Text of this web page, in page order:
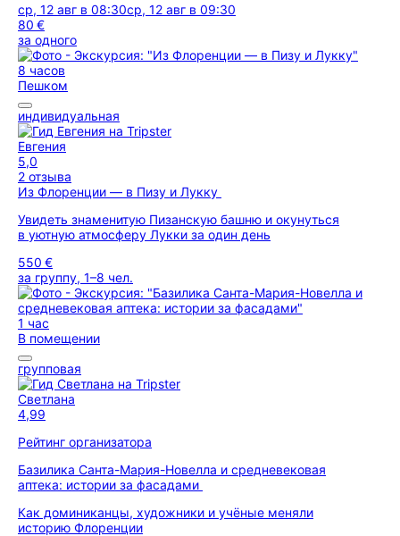
ср, 12 авг в 08:30ср, 12 авг в 09:30
80 €
за одного
8 часов
Пешком
индивидуальная
Евгения
5,0
2 отзыва
Из Флоренции — в Пизу и Лукку
Увидеть знаменитую Пизанскую башню и окунуться
в уютную атмосферу Лукки за один день
550 €
за группу, 1–8 чел.
1 час
В помещении
групповая
Светлана
4,99
Рейтинг организатора
Базилика Санта-Мария-Новелла и средневековая
аптека: истории за фасадами
Как доминиканцы, художники и учёные меняли
историю Флоренции